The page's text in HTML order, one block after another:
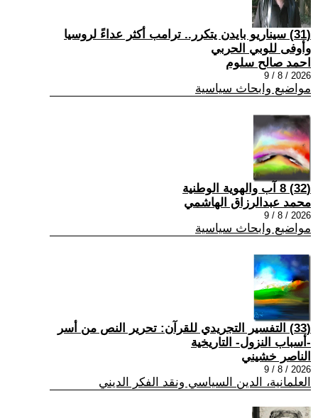
(31) سيناريو بايدن يتكرر.. ترامب أكثر عداءً لروسيا
وأوفى للوبي الحربي
احمد صالح سلوم
2026 / 8 / 9
مواضيع وابحاث سياسية
(32) 8 آب والهوية الوطنية
محمد عبدالرزاق الهاشمي
2026 / 8 / 9
مواضيع وابحاث سياسية
(33) التفسير التجريدي للقرآن: تحرير النص من أسر
-أسباب النزول- التاريخية
الناصر خشيني
2026 / 8 / 9
العلمانية، الدين السياسي ونقد الفكر الديني